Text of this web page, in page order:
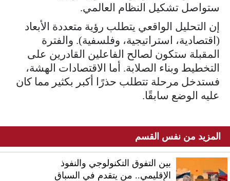
ستواصل تشكيل النظام العالمي.
إن التحليل الواقعي يتطلب رؤية متعددة الأبعاد
(اقتصادية، استراتيجية، وفلسفية). والفترة
المقبلة ستكون لصالح الفاعلين القادرين على
التخطيط وبناء الصلابة. أما الاقتصادات الهشة،
فستدخل مرحلة تتطلب حذرًا أكبر بكثير مما كان
عليه الوضع سابقًا.
المزيد من نفس القسم
بين التفوق التكنولوجي والنفوذ
الإقليمي.. من يتقدم في السباق